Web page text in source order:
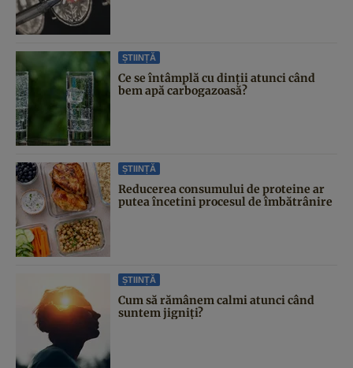
ȘTIINȚĂ
Ce se întâmplă cu dinții atunci când
bem apă carbogazoasă?
ȘTIINȚĂ
Reducerea consumului de proteine ar
putea încetini procesul de îmbătrânire
ȘTIINȚĂ
Cum să rămânem calmi atunci când
suntem jigniți?